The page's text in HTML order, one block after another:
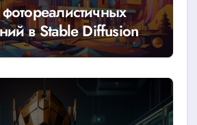
в Stable Diffusion